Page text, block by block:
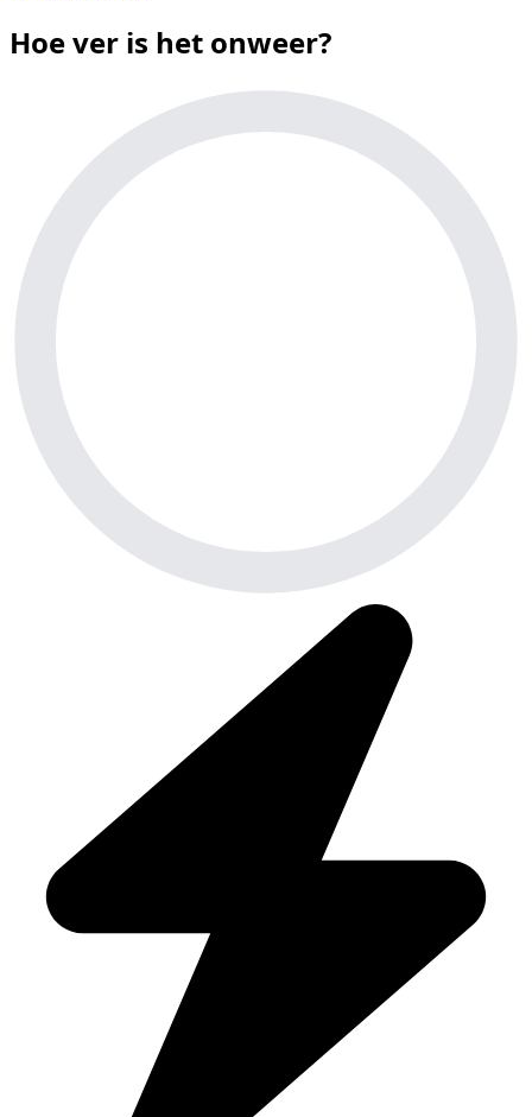
Hoe ver is het onweer?